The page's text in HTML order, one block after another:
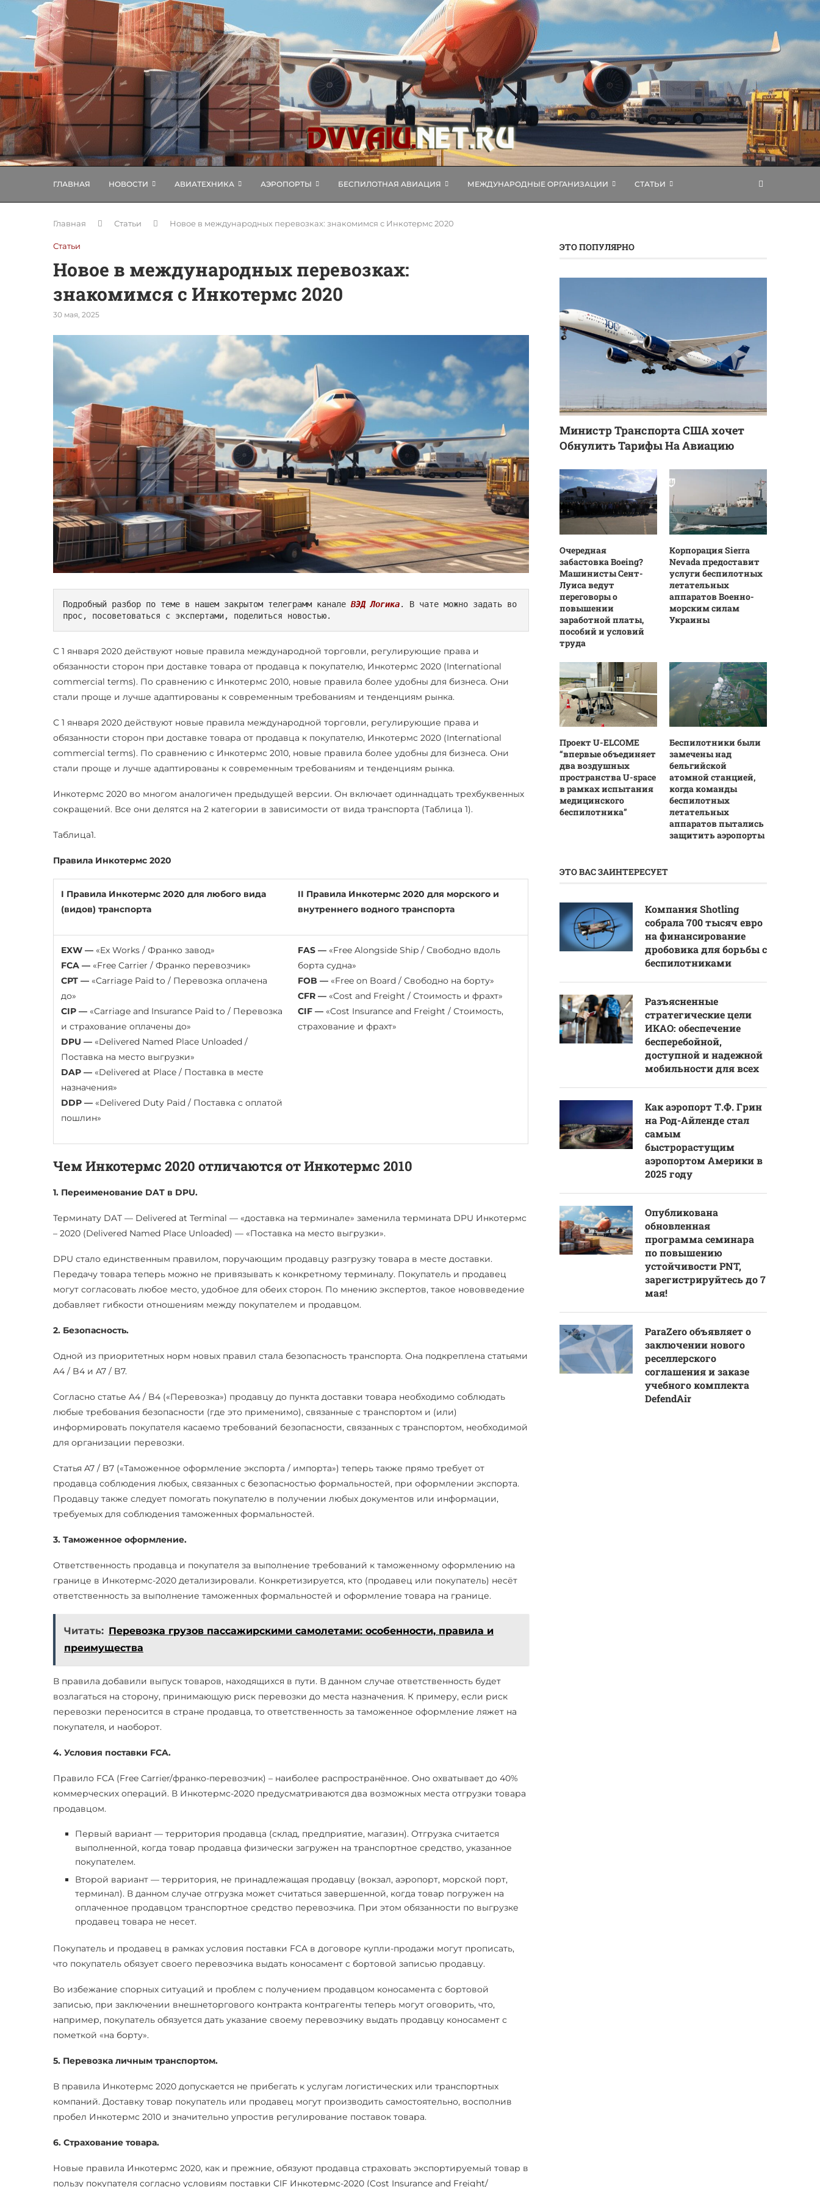
ГЛАВНАЯ НОВОСТИ АВИАТЕХНИКА АЭРОПОРТЫ БЕСПИЛОТНАЯ АВИАЦИЯ МЕЖДУНАРОДНЫЕ ОРГАНИЗАЦИИ СТАТЬИ
Главная Статьи Новое в международных перевозках: знакомимся с Инкотермс 2020
Статьи
Новое в международных перевозках:
знакомимся с Инкотермс 2020
30 мая, 2025
Подробный разбор по теме в нашем закрытом телеграмм канале ВЭД Логика. В чате можно задать во
прос, посоветоваться с экспертами, поделиться новостью.
С 1 января 2020 действуют новые правила международной торговли, регулирующие права и
обязанности сторон при доставке товара от продавца к покупателю, Инкотермс 2020 (International
commercial terms). По сравнению с Инкотермс 2010, новые правила более удобны для бизнеса. Они
стали проще и лучше адаптированы к современным требованиям и тенденциям рынка.
С 1 января 2020 действуют новые правила международной торговли, регулирующие права и
обязанности сторон при доставке товара от продавца к покупателю, Инкотермс 2020 (International
commercial terms). По сравнению с Инкотермс 2010, новые правила более удобны для бизнеса. Они
стали проще и лучше адаптированы к современным требованиям и тенденциям рынка.
Инкотермс 2020 во многом аналогичен предыдущей версии. Он включает одиннадцать трехбуквенных
сокращений. Все они делятся на 2 категории в зависимости от вида транспорта (Таблица 1).
Таблица1.
Правила Инкотермс 2020
I Правила Инкотермс 2020 для любого вида
(видов) транспорта
II Правила Инкотермс 2020 для морского и
внутреннего водного транспорта
EXW — «Ex Works / Франко завод»
FCA — «Free Carrier / Франко перевозчик»
СРТ — «Carriage Paid to / Перевозка оплачена
до»
CIP — «Carriage and Insurance Paid to / Перевозка
и страхование оплачены до»
DPU — «Delivered Named Place Unloaded /
Поставка на место выгрузки»
DAP — «Delivered at Place / Поставка в месте
назначения»
DDP — «Delivered Duty Paid / Поставка с оплатой
пошлин»
FAS — «Free Alongside Ship / Свободно вдоль
борта судна»
FOB — «Free on Board / Свободно на борту»
CFR — «Cost and Freight / Стоимость и фрахт»
CIF — «Cost Insurance and Freight / Стоимость,
страхование и фрахт»
Чем Инкотермс 2020 отличаются от Инкотермс 2010
1. Переименование DAT в DPU.
Терминату DAT — Delivered at Terminal — «доставка на терминале» заменила термината DPU Инкотермс
– 2020 (Delivered Named Place Unloaded) — «Поставка на место выгрузки».
DPU стало единственным правилом, поручающим продавцу разгрузку товара в месте доставки.
Передачу товара теперь можно не привязывать к конкретному терминалу. Покупатель и продавец
могут согласовать любое место, удобное для обеих сторон. По мнению экспертов, такое нововведение
добавляет гибкости отношениям между покупателем и продавцом.
2. Безопасность.
Одной из приоритетных норм новых правил стала безопасность транспорта. Она подкреплена статьями
A4 / B4 и A7 / B7.
Согласно статье A4 / B4 («Перевозка») продавцу до пункта доставки товара необходимо соблюдать
любые требования безопасности (где это применимо), связанные с транспортом и (или)
информировать покупателя касаемо требований безопасности, связанных с транспортом, необходимой
для организации перевозки.
Статья A7 / B7 («Таможенное оформление экспорта / импорта») теперь также прямо требует от
продавца соблюдения любых, связанных с безопасностью формальностей, при оформлении экспорта.
Продавцу также следует помогать покупателю в получении любых документов или информации,
требуемых для соблюдения таможенных формальностей.
3. Таможенное оформление.
Ответственность продавца и покупателя за выполнение требований к таможенному оформлению на
границе в Инкотермс-2020 детализировали. Конкретизируется, кто (продавец или покупатель) несёт
ответственность за выполнение таможенных формальностей и оформление товара на границе.
Читать: Перевозка грузов пассажирскими самолетами: особенности, правила и
преимущества
В правила добавили выпуск товаров, находящихся в пути. В данном случае ответственность будет
возлагаться на сторону, принимающую риск перевозки до места назначения. К примеру, если риск
перевозки переносится в стране продавца, то ответственность за таможенное оформление ляжет на
покупателя, и наоборот.
4. Условия поставки FCA.
Правило FCA (Free Carrier/франко-перевозчик) – наиболее распространённое. Оно охватывает до 40%
коммерческих операций. В Инкотермс-2020 предусматриваются два возможных места отгрузки товара
продавцом.
Первый вариант — территория продавца (склад, предприятие, магазин). Отгрузка считается
выполненной, когда товар продавца физически загружен на транспортное средство, указанное
покупателем.
Второй вариант — территория, не принадлежащая продавцу (вокзал, аэропорт, морской порт,
терминал). В данном случае отгрузка может считаться завершенной, когда товар погружен на
оплаченное продавцом транспортное средство перевозчика. При этом обязанности по выгрузке
продавец товара не несет.
Покупатель и продавец в рамках условия поставки FCA в договоре купли-продажи могут прописать,
что покупатель обязует своего перевозчика выдать коносамент с бортовой записью продавцу.
Во избежание спорных ситуаций и проблем с получением продавцом коносамента с бортовой
записью, при заключении внешнеторгового контракта контрагенты теперь могут оговорить, что,
например, покупатель обязуется дать указание своему перевозчику выдать продавцу коносамент с
пометкой «на борту».
5. Перевозка личным транспортом.
В правила Инкотермс 2020 допускается не прибегать к услугам логистических или транспортных
компаний. Доставку товар покупатель или продавец могут производить самостоятельно, восполнив
пробел Инкотермс 2010 и значительно упростив регулирование поставок товара.
6. Страхование товара.
Новые правила Инкотермс 2020, как и прежние, обязуют продавца страховать экспортируемый товар в
пользу покупателя согласно условиям поставки CIF Инкотермс-2020 (Cost Insurance and Freight/
ЭТО ПОПУЛЯРНО
Министр Транспорта США хочет
Обнулить Тарифы На Авиацию
Очередная
забастовка Boeing?
Машинисты Сент-
Луиса ведут
переговоры о
повышении
заработной платы,
пособий и условий
труда
Корпорация Sierra
Nevada предоставит
услуги беспилотных
летательных
аппаратов Военно-
морским силам
Украины
Проект U-ELCOME
“впервые объединяет
два воздушных
пространства U-space
в рамках испытания
медицинского
беспилотника”
Беспилотники были
замечены над
бельгийской
атомной станцией,
когда команды
беспилотных
летательных
аппаратов пытались
защитить аэропорты
ЭТО ВАС ЗАИНТЕРЕСУЕТ
Компания Shotling
собрала 700 тысяч евро
на финансирование
дробовика для борьбы с
беспилотниками
Разъясненные
стратегические цели
ИКАО: обеспечение
бесперебойной,
доступной и надежной
мобильности для всех
Как аэропорт Т.Ф. Грин
на Род-Айленде стал
самым
быстрорастущим
аэропортом Америки в
2025 году
Опубликована
обновленная
программа семинара
по повышению
устойчивости PNT,
зарегистрируйтесь до 7
мая!
ParaZero объявляет о
заключении нового
реселлерского
соглашения и заказе
учебного комплекта
DefendAir